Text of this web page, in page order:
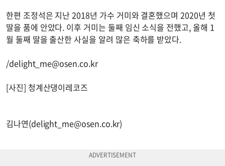
한편 조정석은 지난 2018년 가수 거미와 결혼했으며 2020년 첫
딸을 품에 안았다. 이후 거미는 둘째 임신 소식을 전했고, 올해 1
월 둘째 딸을 출산한 사실을 알려 많은 축하를 받았다.
/delight_me@osen.co.kr
[사진] 청계산댕이레코즈
김나연(delight_me@osen.co.kr)